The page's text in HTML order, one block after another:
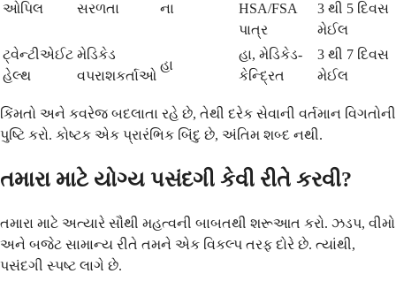
ઓપિલ સરળતા ના
HSA/FSA
પાત્ર
3 થી 5 દિવસ
મેઈલ
ટ્વેન્ટીએઈટ
હેલ્થ
મેડિકેડ
વપરાશકર્તાઓ
હા
હા, મેડિકેડ-
કેન્દ્રિત
3 થી 7 દિવસ
મેઈલ
કિંમતો અને કવરેજ બદલાતા રહે છે, તેથી દરેક સેવાની વર્તમાન વિગતોની
પુષ્ટિ કરો. કોષ્ટક એક પ્રારંભિક બિંદુ છે, અંતિમ શબ્દ નથી.
તમારા માટે યોગ્ય પસંદગી કેવી રીતે કરવી?
તમારા માટે અત્યારે સૌથી મહત્વની બાબતથી શરૂઆત કરો. ઝડપ, વીમો
અને બજેટ સામાન્ય રીતે તમને એક વિકલ્પ તરફ દોરે છે. ત્યાંથી,
પસંદગી સ્પષ્ટ લાગે છે.